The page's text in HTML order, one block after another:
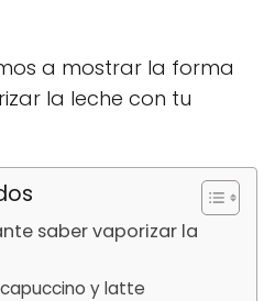
a mostrar la forma
la leche con tu
saber vaporizar la
y latte